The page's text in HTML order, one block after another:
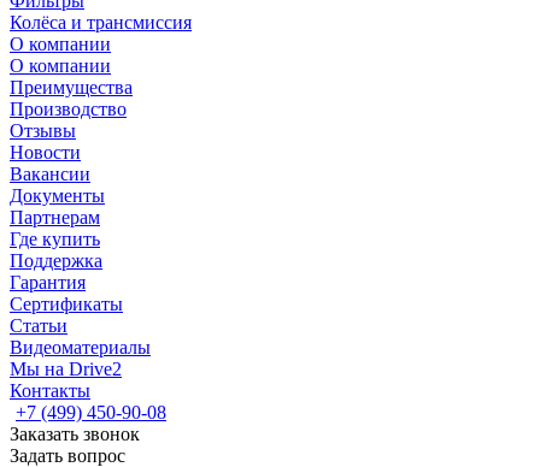
Колёса и трансмиссия
О компании
О компании
Преимущества
Производство
Отзывы
Новости
Вакансии
Документы
Партнерам
Где купить
Поддержка
Гарантия
Сертификаты
Статьи
Видеоматериалы
Мы на Drive2
Контакты
+7 (499) 450-90-08
Заказать звонок
Задать вопрос